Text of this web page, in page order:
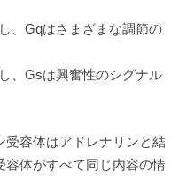
、Gqはさまざまな調節の
、Gsは興奮性のシグナル
受容体はアドレナリンと結
容体がすべて同じ内容の情